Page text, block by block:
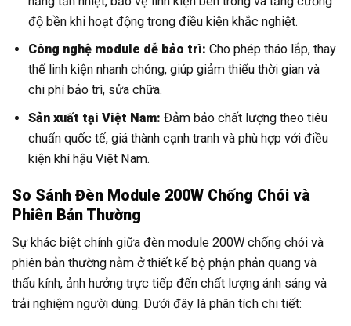
độ bền khi hoạt động trong điều kiện khắc nghiệt.
Công nghệ module dễ bảo trì: Cho phép tháo lắp, thay
thế linh kiện nhanh chóng, giúp giảm thiểu thời gian và
chi phí bảo trì, sửa chữa.
Sản xuất tại Việt Nam: Đảm bảo chất lượng theo tiêu
chuẩn quốc tế, giá thành cạnh tranh và phù hợp với điều
kiện khí hậu Việt Nam.
So Sánh Đèn Module 200W Chống Chói và
Phiên Bản Thường
Sự khác biệt chính giữa đèn module 200W chống chói và
phiên bản thường nằm ở thiết kế bộ phận phản quang và
thấu kính, ảnh hưởng trực tiếp đến chất lượng ánh sáng và
trải nghiệm người dùng. Dưới đây là phân tích chi tiết: